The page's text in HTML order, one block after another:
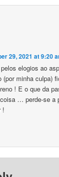
29, 2021 at 9:20
elogios ao
(por minha culpa)
! E o que da
… perde-se a
!